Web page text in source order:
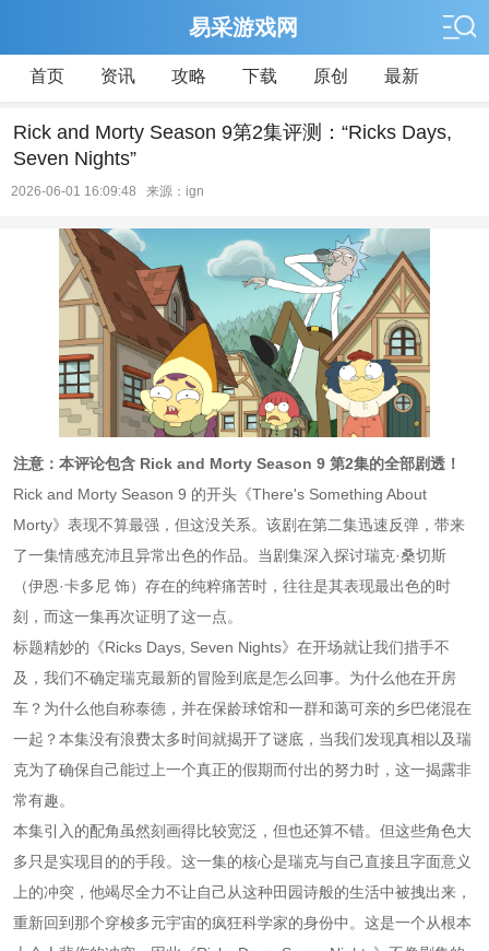
易采游戏网
首页 资讯 攻略 下载 原创 最新
Rick and Morty Season 9第2集评测：“Ricks Days,
Seven Nights”
2026-06-01 16:09:48 来源：ign
注意：本评论包含 Rick and Morty Season 9 第2集的全部剧透！
Rick and Morty Season 9 的开头《There's Something About
Morty》表现不算最强，但这没关系。该剧在第二集迅速反弹，带来
了一集情感充沛且异常出色的作品。当剧集深入探讨瑞克·桑切斯
（伊恩·卡多尼 饰）存在的纯粹痛苦时，往往是其表现最出色的时
刻，而这一集再次证明了这一点。
标题精妙的《Ricks Days, Seven Nights》在开场就让我们措手不
及，我们不确定瑞克最新的冒险到底是怎么回事。为什么他在开房
车？为什么他自称泰德，并在保龄球馆和一群和蔼可亲的乡巴佬混在
一起？本集没有浪费太多时间就揭开了谜底，当我们发现真相以及瑞
克为了确保自己能过上一个真正的假期而付出的努力时，这一揭露非
常有趣。
本集引入的配角虽然刻画得比较宽泛，但也还算不错。但这些角色大
多只是实现目的的手段。这一集的核心是瑞克与自己直接且字面意义
上的冲突，他竭尽全力不让自己从这种田园诗般的生活中被拽出来，
重新回到那个穿梭多元宇宙的疯狂科学家的身份中。这是一个从根本